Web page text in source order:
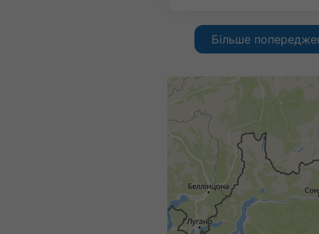
Більше